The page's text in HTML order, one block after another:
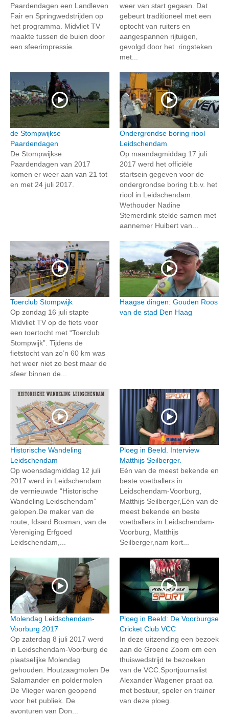
Paardendagen een Landleven
Fair en Springwedstrijden op
het programma. Midvliet TV
maakte tussen de buien door
een sfeerimpressie.
weer van start gegaan. Dat
gebeurt traditioneel met een
optocht van ruiters en
aangespannen rijtuigen,
gevolgd door het ringsteken
met...
de Stompwijkse
Paardendagen
De Stompwijkse
Paardendagen van 2017
komen er weer aan van 21 tot
en met 24 juli 2017.
Ondergrondse boring riool
Leidschendam
Op maandagmiddag 17 juli
2017 werd het officiële
startsein gegeven voor de
ondergrondse boring t.b.v. het
riool in Leidschendam.
Wethouder Nadine
Stemerdink stelde samen met
aannemer Huibert van...
Toerclub Stompwijk
Op zondag 16 juli stapte
Midvliet TV op de fiets voor
een toertocht met “Toerclub
Stompwijk”. Tijdens de
fietstocht van zo’n 60 km was
het weer niet zo best maar de
sfeer binnen de...
Haagse dingen: Gouden Roos
van de stad Den Haag
Historische Wandeling
Leidschendam
Op woensdagmiddag 12 juli
2017 werd in Leidschendam
de vernieuwde “Historische
Wandeling Leidschendam”
gelopen.De maker van de
route, Idsard Bosman, van de
Vereniging Erfgoed
Leidschendam,...
Ploeg in Beeld. Interview
Matthijs Seilberger.
Eén van de meest bekende en
beste voetballers in
Leidschendam-Voorburg,
Matthijs Seilberger,Eén van de
meest bekende en beste
voetballers in Leidschendam-
Voorburg, Matthijs
Seilberger,nam kort...
Molendag Leidschendam-
Voorburg 2017
Op zaterdag 8 juli 2017 werd
in Leidschendam-Voorburg de
plaatselijke Molendag
gehouden. Houtzaagmolen De
Salamander en poldermolen
De Vlieger waren geopend
voor het publiek. De
avonturen van Don...
Ploeg in Beeld: De Voorburgse
Cricket Club VCC
In deze uitzending een bezoek
aan de Groene Zoom om een
thuiswedstrijd te bezoeken
van de VCC.Sportjournalist
Alexander Wagener praat oa
met bestuur, speler en trainer
van deze ploeg.